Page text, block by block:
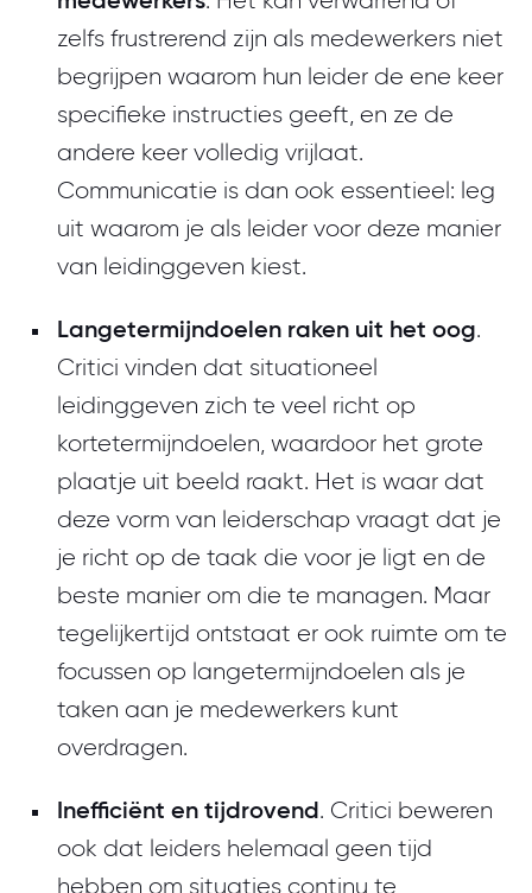
zelfs frustrerend zijn als medewerkers niet
begrijpen waarom hun leider de ene keer
specifieke instructies geeft, en ze de
andere keer volledig vrijlaat.
Communicatie is dan ook essentieel: leg
uit waarom je als leider voor deze manier
van leidinggeven kiest.
Langetermijndoelen raken uit het oog.
Critici vinden dat situationeel
leidinggeven zich te veel richt op
kortetermijndoelen, waardoor het grote
plaatje uit beeld raakt. Het is waar dat
deze vorm van leiderschap vraagt dat je
je richt op de taak die voor je ligt en de
beste manier om die te managen. Maar
tegelijkertijd ontstaat er ook ruimte om te
focussen op langetermijndoelen als je
taken aan je medewerkers kunt
overdragen.
Inefficiënt en tijdrovend. Critici beweren
ook dat leiders helemaal geen tijd
hebben om situaties continu te